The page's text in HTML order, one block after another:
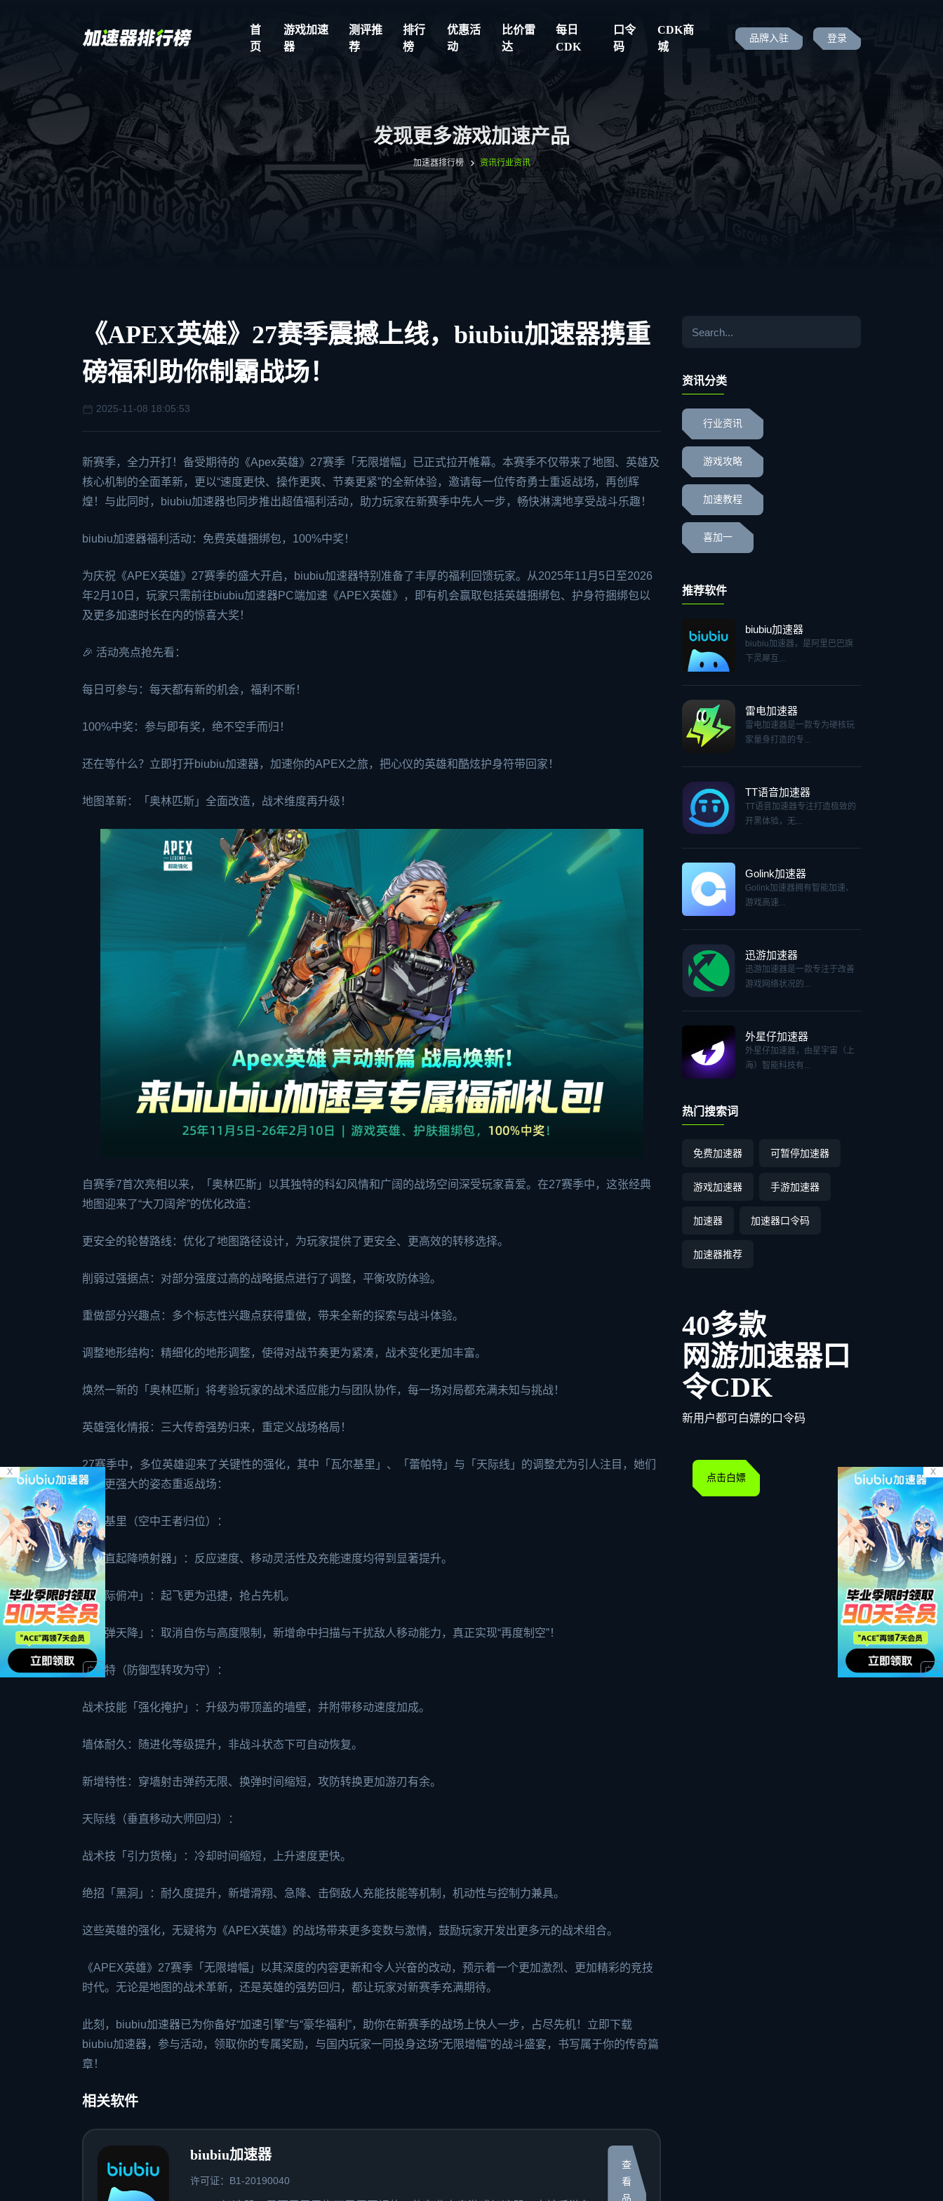
首
页
游戏加速
器
测评推
荐
排行
榜
优惠活
动
比价雷
达
每日
CDK
口令
码
CDK商
城
品牌入驻 登录
X X
发现更多游戏加速产品
加速器排行榜 资讯行业资讯
《APEX英雄》27赛季震撼上线，biubiu加速器携重
磅福利助你制霸战场！
2025-11-08 18:05:53
新赛季，全力开打！备受期待的《Apex英雄》27赛季「无限增幅」已正式拉开帷幕。本赛季不仅带来了地图、英雄及
核心机制的全面革新，更以“速度更快、操作更爽、节奏更紧”的全新体验，邀请每一位传奇勇士重返战场，再创辉
煌！与此同时，
biubiu加速器也同步推出超值福利活动，助力玩家在新赛季中先人一步，畅快淋漓地享受战斗乐趣！
biubiu加速器福利活动：免费英雄捆绑包，100%中奖！
为庆祝《APEX英雄》27赛季的盛大开启，biubiu加速器特别准备了丰厚的福利回馈玩家。从2025年11月5日至2026
年2月10日，玩家只需前往biubiu加速器PC端加速《APEX英雄》，即有机会赢取包括英雄捆绑包、护身符捆绑包以
及更多加速时长在内的惊喜大奖！
🎉 活动亮点抢先看：
每日可参与：每天都有新的机会，福利不断！
100%中奖：参与即有奖，绝不空手而归！
还在等什么？立即打开biubiu加速器，加速你的APEX之旅，把心仪的英雄和酷炫护身符带回家！
地图革新：「奥林匹斯」全面改造，战术维度再升级！
自赛季7首次亮相以来，「奥林匹斯」以其独特的科幻风情和广阔的战场空间深受玩家喜爱。在27赛季中，这张经典
地图迎来了“大刀阔斧”的优化改造：
更安全的轮替路线：优化了地图路径设计，为玩家提供了更安全、更高效的转移选择。
削弱过强据点：对部分强度过高的战略据点进行了调整，平衡攻防体验。
重做部分兴趣点：多个标志性兴趣点获得重做，带来全新的探索与战斗体验。
调整地形结构：精细化的地形调整，使得对战节奏更为紧凑，战术变化更加丰富。
焕然一新的「奥林匹斯」将考验玩家的战术适应能力与团队协作，每一场对局都充满未知与挑战！
英雄强化情报：三大传奇强势归来，重定义战场格局！
27赛季中，多位英雄迎来了关键性的强化，其中「瓦尔基里」、「蕾帕特」与「天际线」的调整尤为引人注目，她们
将以更强大的姿态重返战场：
瓦尔基里（空中王者归位）：
「垂直起降喷射器」：反应速度、移动灵活性及充能速度均得到显著提升。
「天际俯冲」：起飞更为迅捷，抢占先机。
「飞弹天降」：取消自伤与高度限制，新增命中扫描与干扰敌人移动能力，真正实现“再度制空”！
蕾帕特（防御型转攻为守）：
战术技能「强化掩护」：升级为带顶盖的墙壁，并附带移动速度加成。
墙体耐久：随进化等级提升，非战斗状态下可自动恢复。
新增特性：穿墙射击弹药无限、换弹时间缩短，攻防转换更加游刃有余。
天际线（垂直移动大师回归）：
战术技「引力货梯」：冷却时间缩短，上升速度更快。
绝招「黑洞」：耐久度提升，新增滑翔、急降、击倒敌人充能技能等机制，机动性与控制力兼具。
这些英雄的强化，无疑将为《APEX英雄》的战场带来更多变数与激情，鼓励玩家开发出更多元的战术组合。
《APEX英雄》27赛季「无限增幅」以其深度的内容更新和令人兴奋的改动，预示着一个更加激烈、更加精彩的竞技
时代。无论是地图的战术革新，还是英雄的强势回归，都让玩家对新赛季充满期待。
此刻，biubiu加速器已为你备好“加速引擎”与“豪华福利”，助你在新赛季的战场上快人一步，占尽先机！立即下载
biubiu加速器，参与活动，领取你的专属奖励，与国内玩家一同投身这场“无限增幅”的战斗盛宴，书写属于你的传奇篇
章！
相关软件
biubiu加速器
许可证：B1-20190040
查
看
品
资讯分类
行业资讯
游戏攻略
加速教程
喜加一
推荐软件
biubiu加速器
biubiu加速器，是阿里巴巴旗
下灵犀互...
雷电加速器
雷电加速器是一款专为硬核玩
家量身打造的专...
TT语音加速器
TT语音加速器专注打造极致的
开黑体验，无...
Golink加速器
Golink加速器拥有智能加速、
游戏高速...
迅游加速器
迅游加速器是一款专注于改善
游戏网络状况的...
外星仔加速器
外星仔加速器，由星宇宙（上
海）智能科技有...
热门搜索词
免费加速器 可暂停加速器
游戏加速器 手游加速器
加速器 加速器口令码
加速器推荐
40多款
网游加速器口
令CDK
新用户都可白嫖的口令码
点击白嫖